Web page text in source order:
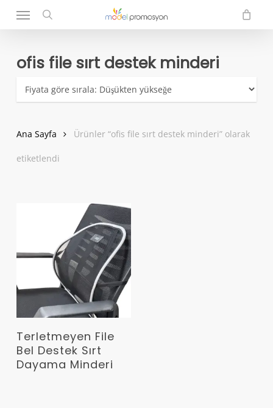
content
search
Menu
ofis file sırt destek minderi
Ana Sayfa Ürünler “ofis file sırt destek minderi” olarak
etiketlendi
Devamını Oku
Terletmeyen File
Bel Destek Sırt
Dayama Minderi